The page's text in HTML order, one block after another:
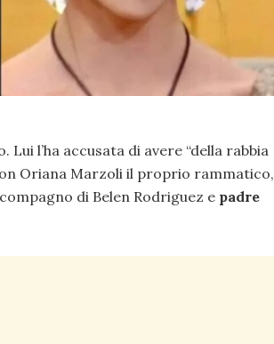
Lui l’ha accusata di avere “della rabbia
Oriana Marzoli il proprio rammatico,
di Belen Rodriguez e padre